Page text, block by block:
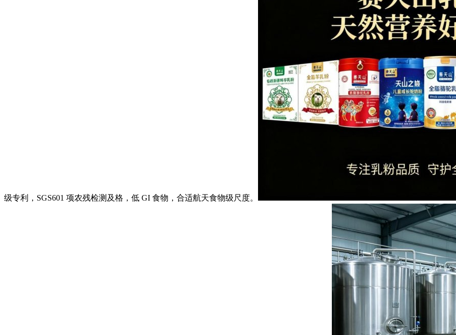
级专利，SGS601 项农残检测及格，低 GI 食物，合适航天食物级尺度。